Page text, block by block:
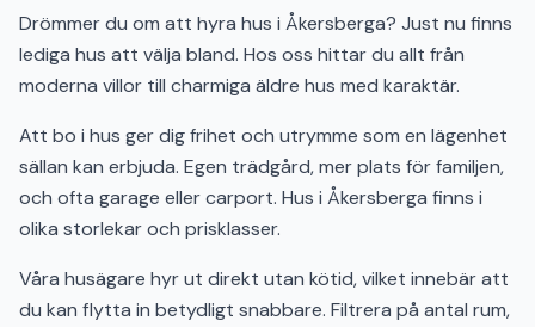
Drömmer du om att hyra hus i Åkersberga? Just nu finns
lediga hus att välja bland. Hos oss hittar du allt från
moderna villor till charmiga äldre hus med karaktär.
Att bo i hus ger dig frihet och utrymme som en lägenhet
sällan kan erbjuda. Egen trädgård, mer plats för familjen,
och ofta garage eller carport. Hus i Åkersberga finns i
olika storlekar och prisklasser.
Våra husägare hyr ut direkt utan kötid, vilket innebär att
du kan flytta in betydligt snabbare. Filtrera på antal rum,